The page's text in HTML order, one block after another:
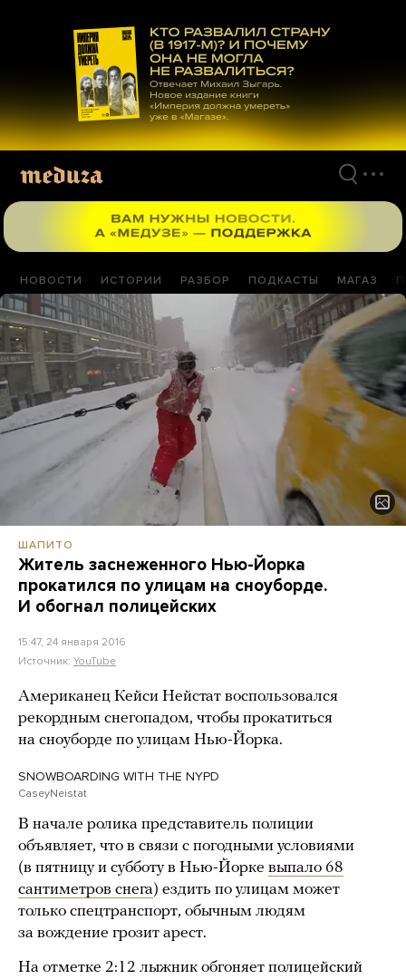
материалам
НОВОСТИ ИСТОРИИ РАЗБОР ПОДКАСТЫ МАГАЗ
ШАПИТО
Житель заснеженного Нью-Йорка
прокатился по улицам на сноуборде.
И обогнал полицейских
15:47, 24 января 2016
Источник: YouTube
Американец Кейси Нейстат воспользовался
рекордным снегопадом, чтобы прокатиться
на сноуборде по улицам Нью-Йорка.
SNOWBOARDING WITH THE NYPD
CaseyNeistat
В начале ролика представитель полиции
объявляет, что в связи с погодными условиями
(в пятницу и субботу в Нью-Йорке выпало 68
сантиметров снега) ездить по улицам может
только спецтранспорт, обычным людям
за вождение грозит арест.
На отметке 2:12 лыжник обгоняет полицейский